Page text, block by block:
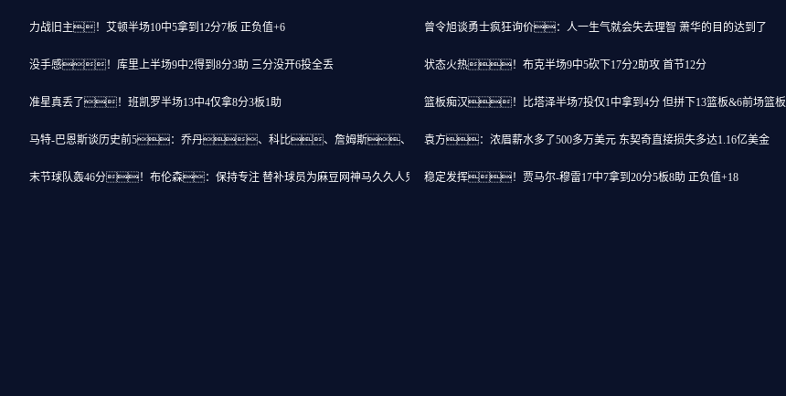
力战旧主！艾顿半场10中5拿到12分7板 正负值+6 曾令旭谈勇士疯狂询价：人一生气就会失去理智 萧华的目的达到了
没手感！库里上半场9中2得到8分3助 三分没开6投全丢 状态火热！布克半场9中5砍下17分2助攻 首节12分
准星真丢了！班凯罗半场13中4仅拿8分3板1助 篮板痴汉！比塔泽半场7投仅1中拿到4分 但拼下13篮板&6前场篮板
马特-巴恩斯谈历史前5：乔丹、科比、詹姆斯、魔术师、奥尼尔袁方：浓眉薪水多了500多万美元 东契奇直接损失多达1.16亿美金
末节球队轰46分！布伦森：保持专注 替补球员为麻豆网神马久久人鬼片带来了活力稳定发挥！贾马尔-穆雷17中7拿到20分5板8助 正负值+18